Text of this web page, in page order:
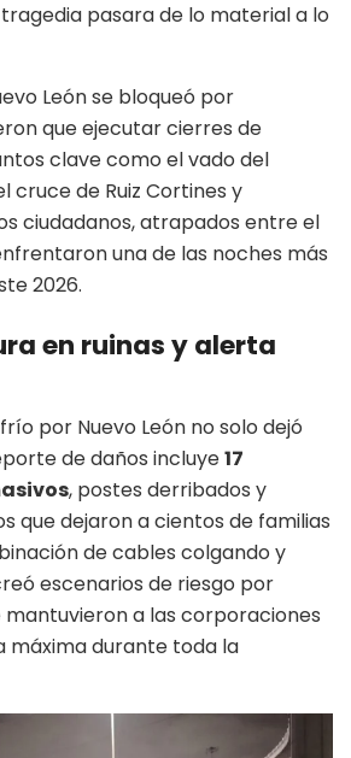
pasara de lo material a lo
León se bloqueó por
que ejecutar cierres de
clave como el vado del
cruce de Ruiz Cortines y
ciudadanos, atrapados entre el
una de las noches más
2026.
en ruinas y alerta
por Nuevo León no solo dejó
de daños incluye17
, postes derribados y
que dejaron a cientos de familias
de cables colgando y
escenarios de riesgo por
a las corporaciones
máxima durante toda la